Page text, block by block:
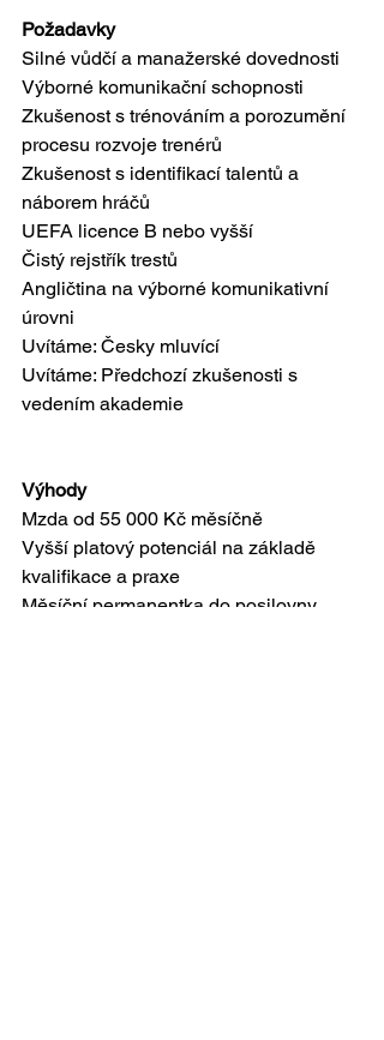
Požadavky
Silné vůdčí a manažerské dovednosti
Výborné komunikační schopnosti
Zkušenost s trénováním a porozumění
procesu rozvoje trenérů
Zkušenost s identifikací talentů a
náborem hráčů
UEFA licence B nebo vyšší
Čistý rejstřík trestů
Angličtina na výborné komunikativní
úrovni
Uvítáme: Česky mluvící
Uvítáme: Předchozí zkušenosti s
vedením akademie
Výhody
Mzda od 55 000 Kč měsíčně
Vyšší platový potenciál na základě
kvalifikace a praxe
Měsíční permanentka do posilovny